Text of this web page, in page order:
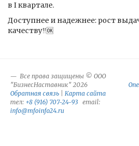
в I квартале.
Доступнее и надежнее: рост
качеству‼️🆗
Все права защищены © ООО
"БизнесНаставник" 2026
Обратная связь
Карта сайта
тел: +8 (916) 707-24-93 email:
info@mfoinfo24.ru